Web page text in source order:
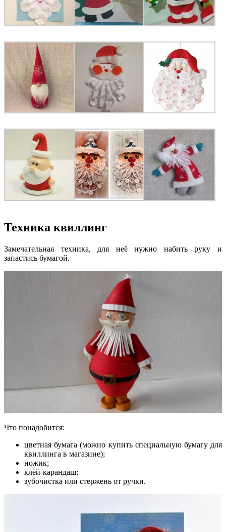
Техника квиллинг
Замечательная техника, для неё нужно набить руку и
запастись бумагой.
Что понадобится:
цветная бумага (можно купить специальную бумагу для
квиллинга в магазине);
ножик;
клей-карандаш;
зубочистка или стержень от ручки.